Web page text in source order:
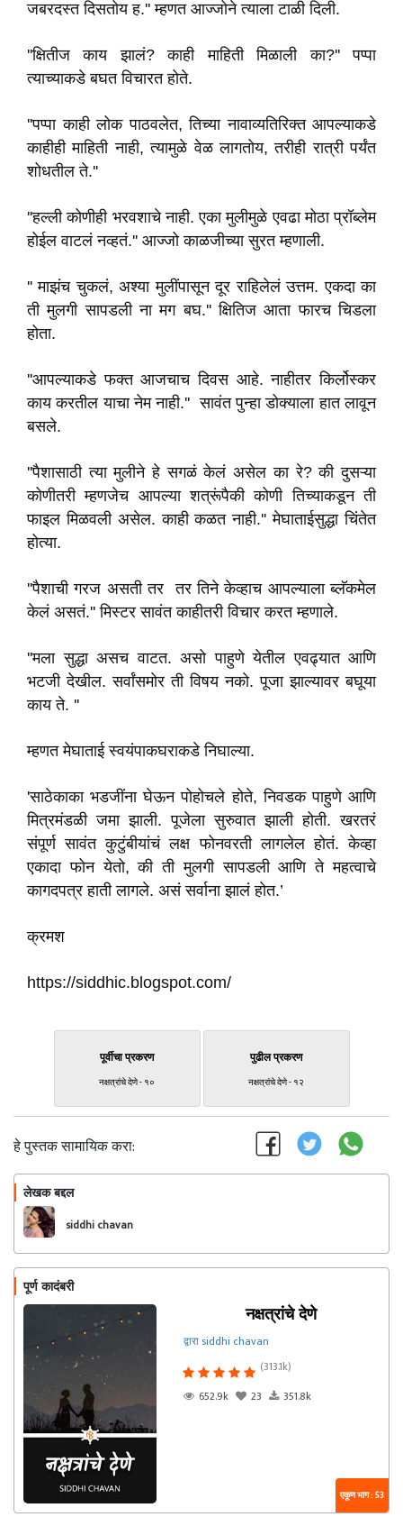
जबरदस्त दिसतोय ह.'' म्हणत आज्जोने त्याला टाळी दिली.
''क्षितीज काय झालं? काही माहिती मिळाली का?'' पप्पा
त्याच्याकडे बघत विचारत होते.
''पप्पा काही लोक पाठवलेत, तिच्या नावाव्यतिरिक्त आपल्याकडे
काहीही माहिती नाही, त्यामुळे वेळ लागतोय, तरीही रात्री पर्यंत
शोधतील ते.''
''हल्ली कोणीही भरवशाचे नाही. एका मुलीमुळे एवढा मोठा प्रॉब्लेम
होईल वाटलं नव्हतं.'' आज्जो काळजीच्या सुरत म्हणाली.
'' माझंच चुकलं, अश्या मुलींपासून दूर राहिलेलं उत्तम. एकदा का
ती मुलगी सापडली ना मग बघ.'' क्षितिज आता फारच चिडला
होता.
''आपल्याकडे फक्त आजचाच दिवस आहे. नाहीतर किर्लोस्कर
काय करतील याचा नेम नाही.'' सावंत पुन्हा डोक्याला हात लावून
बसले.
''पैशासाठी त्या मुलीने हे सगळं केलं असेल का रे? की दुसऱ्या
कोणीतरी म्हणजेच आपल्या शत्रूंपैकी कोणी तिच्याकडून ती
फाइल मिळवली असेल. काही कळत नाही.'' मेघाताईसुद्धा चिंतेत
होत्या.
''पैशाची गरज असती तर तर तिने केव्हाच आपल्याला ब्लॅकमेल
केलं असतं.'' मिस्टर सावंत काहीतरी विचार करत म्हणाले.
''मला सुद्धा असच वाटत. असो पाहुणे येतील एवढ्यात आणि
भटजी देखील. सर्वांसमोर ती विषय नको. पूजा झाल्यावर बघूया
काय ते. ''
म्हणत मेघाताई स्वयंपाकघराकडे निघाल्या.
'साठेकाका भडजींना घेऊन पोहोचले होते, निवडक पाहुणे आणि
मित्रमंडळी जमा झाली. पूजेला सुरुवात झाली होती. खरतरं
संपूर्ण सावंत कुटुंबीयांचं लक्ष फोनवरती लागलेल होतं. केव्हा
एकादा फोन येतो, की ती मुलगी सापडली आणि ते महत्वाचे
कागदपत्र हाती लागले. असं सर्वाना झालं होत.’
क्रमश
https://siddhic.blogspot.com/
पूर्वीचा प्रकरण
नक्षत्रांचे देणे - १०
पुढील प्रकरण
नक्षत्रांचे देणे - १२
हे पुस्तक सामायिक करा:
लेखक बद्दल
siddhi chavan
पूर्ण कादंबरी
नक्षत्रांचे देणे
द्वारा siddhi chavan
(313.1k)
652.9k
23 351.8k
एकूण भाग : 53